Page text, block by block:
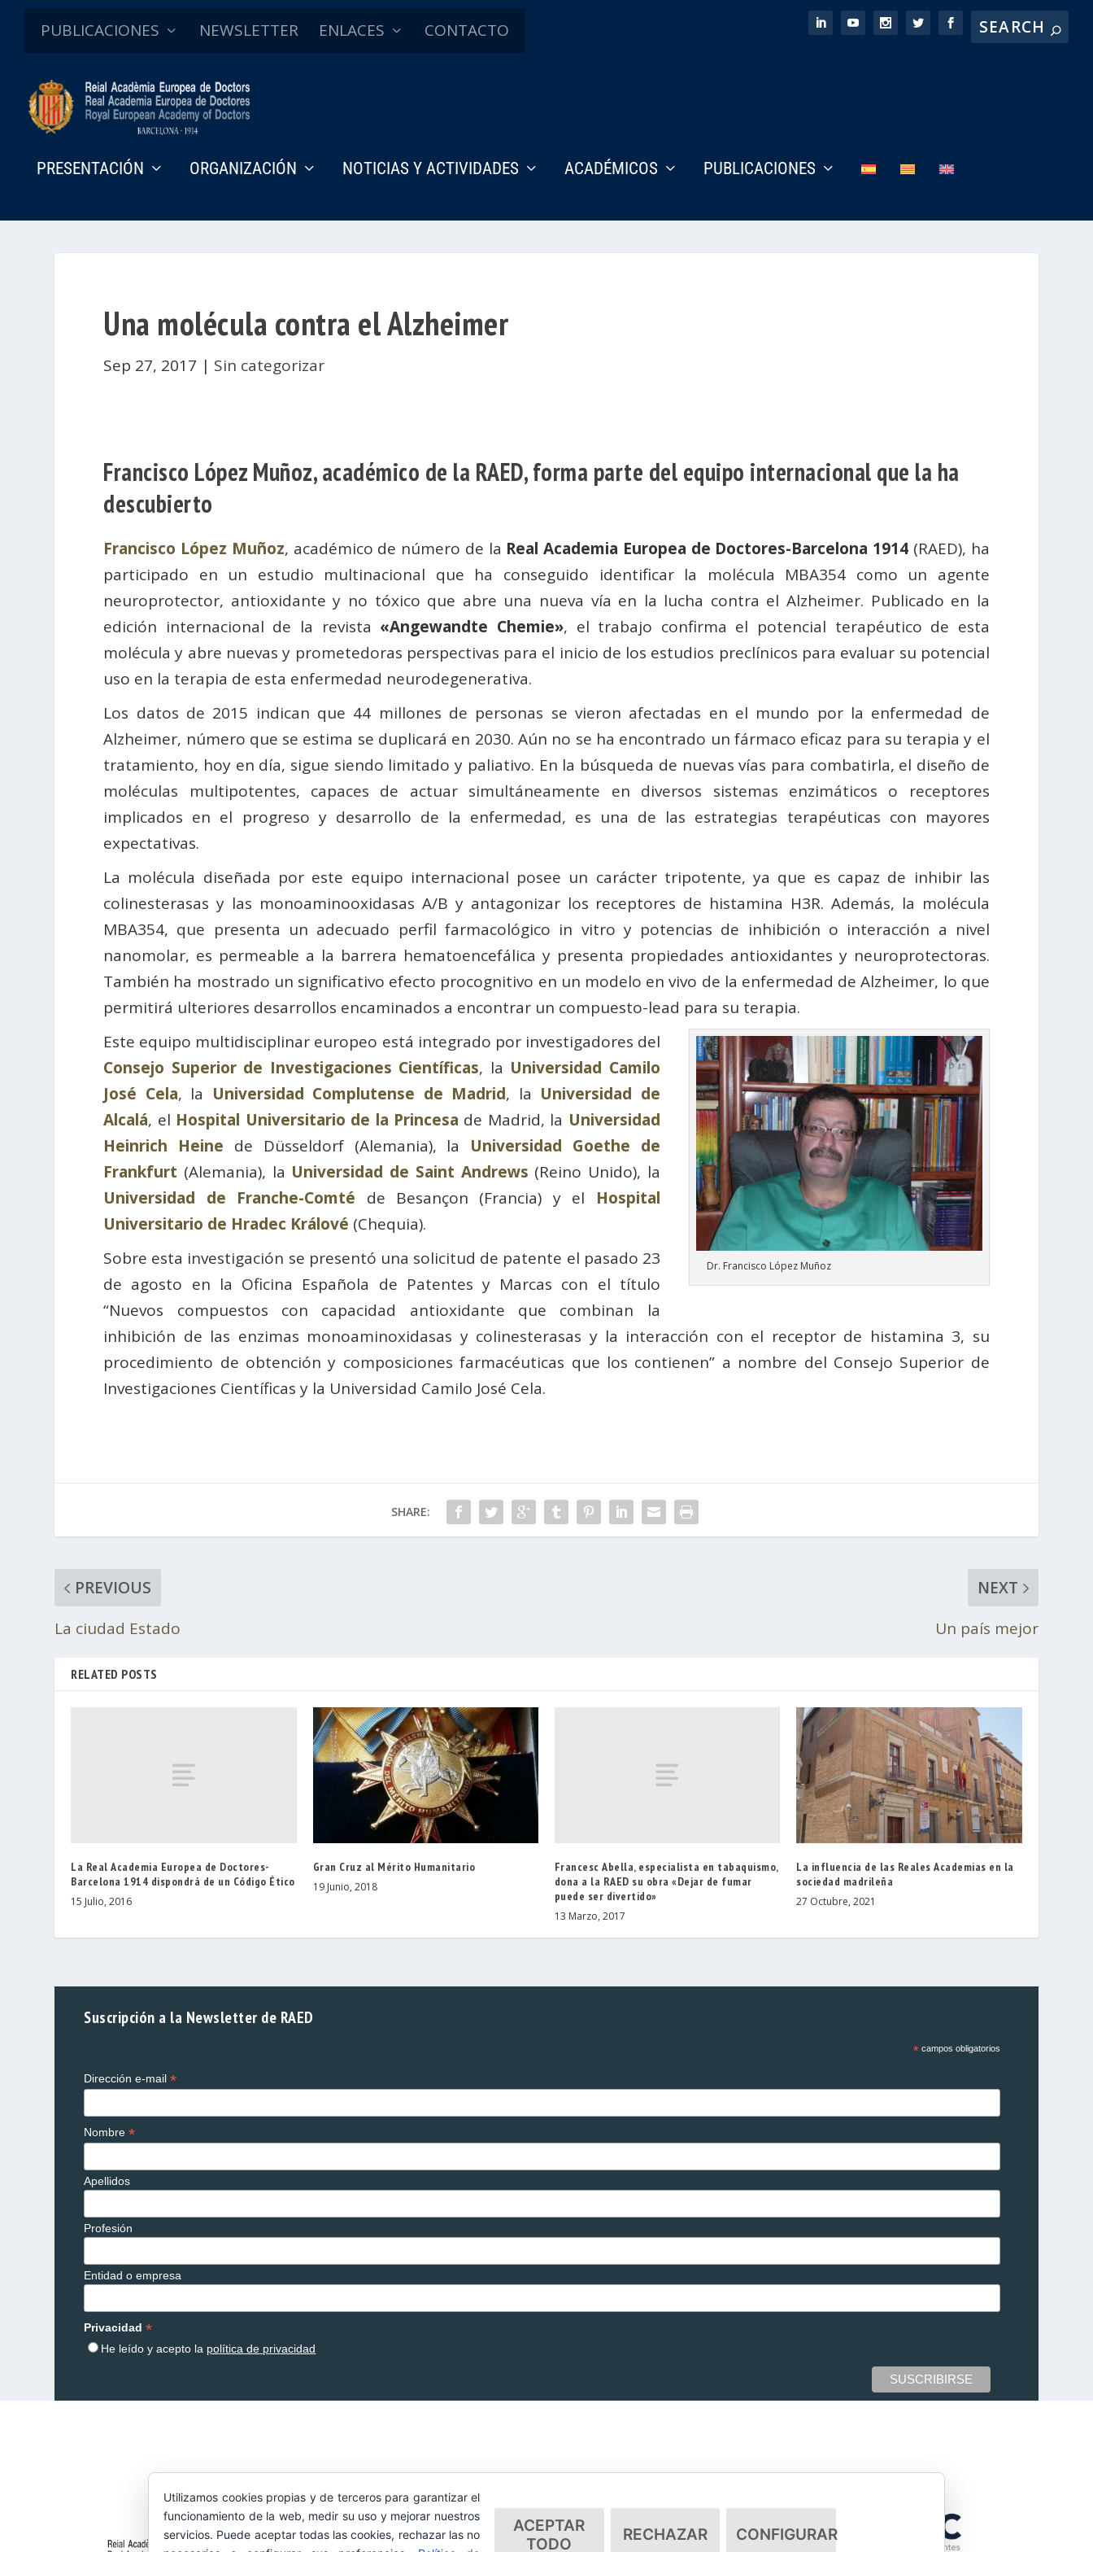
PUBLICACIONES NEWSLETTER ENLACES CONTACTO
PRESENTACIÓN ORGANIZACIÓN NOTICIAS Y ACTIVIDADES ACADÉMICOS PUBLICACIONES
Una molécula contra el Alzheimer
Sep 27, 2017 | Sin categorizar
Francisco López Muñoz, académico de la RAED, forma parte del equipo internacional que la ha
descubierto
Francisco López Muñoz, académico de número de la Real Academia Europea de Doctores-Barcelona 1914 (RAED), ha
participado en un estudio multinacional que ha conseguido identificar la molécula MBA354 como un agente
neuroprotector, antioxidante y no tóxico que abre una nueva vía en la lucha contra el Alzheimer. Publicado en la
edición internacional de la revista «Angewandte Chemie», el trabajo confirma el potencial terapéutico de esta
molécula y abre nuevas y prometedoras perspectivas para el inicio de los estudios preclínicos para evaluar su potencial
uso en la terapia de esta enfermedad neurodegenerativa.
Los datos de 2015 indican que 44 millones de personas se vieron afectadas en el mundo por la enfermedad de
Alzheimer, número que se estima se duplicará en 2030. Aún no se ha encontrado un fármaco eficaz para su terapia y el
tratamiento, hoy en día, sigue siendo limitado y paliativo. En la búsqueda de nuevas vías para combatirla, el diseño de
moléculas multipotentes, capaces de actuar simultáneamente en diversos sistemas enzimáticos o receptores
implicados en el progreso y desarrollo de la enfermedad, es una de las estrategias terapéuticas con mayores
expectativas.
La molécula diseñada por este equipo internacional posee un carácter tripotente, ya que es capaz de inhibir las
colinesterasas y las monoaminooxidasas A/B y antagonizar los receptores de histamina H3R. Además, la molécula
MBA354, que presenta un adecuado perfil farmacológico in vitro y potencias de inhibición o interacción a nivel
nanomolar, es permeable a la barrera hematoencefálica y presenta propiedades antioxidantes y neuroprotectoras.
También ha mostrado un significativo efecto procognitivo en un modelo en vivo de la enfermedad de Alzheimer, lo que
permitirá ulteriores desarrollos encaminados a encontrar un compuesto-lead para su terapia.
Dr. Francisco López Muñoz
Este equipo multidisciplinar europeo está integrado por investigadores del
Consejo Superior de Investigaciones Científicas, la Universidad Camilo
José Cela, la Universidad Complutense de Madrid, la Universidad de
Alcalá, el Hospital Universitario de la Princesa de Madrid, la Universidad
Heinrich Heine de Düsseldorf (Alemania), la Universidad Goethe de
Frankfurt (Alemania), la Universidad de Saint Andrews (Reino Unido), la
Universidad de Franche-Comté de Besançon (Francia) y el Hospital
Universitario de Hradec Králové (Chequia).
Sobre esta investigación se presentó una solicitud de patente el pasado 23
de agosto en la Oficina Española de Patentes y Marcas con el título
“Nuevos compuestos con capacidad antioxidante que combinan la
inhibición de las enzimas monoaminoxidasas y colinesterasas y la interacción con el receptor de histamina 3, su
procedimiento de obtención y composiciones farmacéuticas que los contienen” a nombre del Consejo Superior de
Investigaciones Científicas y la Universidad Camilo José Cela.
SHARE:
PREVIOUS
La ciudad Estado
NEXT
Un país mejor
RELATED POSTS
La Real Academia Europea de Doctores-
Barcelona 1914 dispondrá de un Código Ético
15 Julio, 2016
Gran Cruz al Mérito Humanitario
19 Junio, 2018
Francesc Abella, especialista en tabaquismo,
dona a la RAED su obra «Dejar de fumar
puede ser divertido»
13 Marzo, 2017
La influencia de las Reales Academias en la
sociedad madrileña
27 Octubre, 2021
Suscripción a la Newsletter de RAED
*campos obligatorios
Dirección e-mail*
Nombre*
Apellidos
Profesión
Entidad o empresa
Privacidad*
He leído y acepto la política de privacidad
Utilizamos cookies propias y de terceros para garantizar el
funcionamiento de la web, medir su uso y mejorar nuestros
servicios. Puede aceptar todas las cookies, rechazar las no
ACEPTAR
TODO
RECHAZAR CONFIGURAR